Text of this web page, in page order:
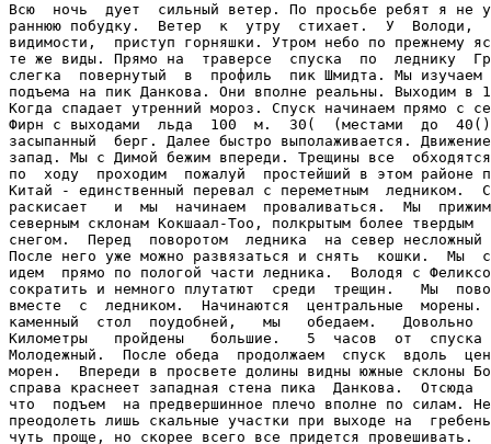
Всю  ночь  дует  сильный ветер. По просьбе ребят я не
раннюю побудку.  Ветер  к  утру  стихает.  У  Володи,
видимости,  приступ горняшки. Утром небо по прежнему
те же виды. Прямо на  траверсе  спуска  по  леднику
слегка  повернутый  в  профиль  пик Шмидта. Мы изучаем
подъема на пик Данкова. Они вполне реальны. Выходим в
Когда спадает утренний мороз. Спуск начинаем прямо с
Фирн с выходами  льда  100  м.  30(  (местами  до
засыпанный  берг. Далее быстро выполаживается.
запад. Мы с Димой бежим впереди. Трещины все
по  ходу  проходим  пожалуй  простейший в этом районе
Китай - единственный перевал с переметным  ледником.
раскисает   и  мы  начинаем  проваливаться.  Мы
северным склонам Кокшаал-Тоо, полкрытым более твердым
снегом.  Перед  поворотом  ледника  на север несложный
После него уже можно развязаться и снять  кошки.  Мы
идем  прямо по пологой части ледника.  Володя с
сократить и немного плутатют  среди  трещин.   Мы
вместе  с  ледником.  Начинаются  центральные  морены.
каменный  стол  поудобней,   мы   обедаем.   Довольно
Километры   пройдены   большие.   5  часов  от
Молодежный.  После обеда  продолжаем  спуск  вдоль
морен.  Впереди в просвете долины видны южные склоны
справа краснеет западная стена пика  Данкова.  Отсюда
что  подъем  на предвершинное плечо вполне по силам.
преодолеть лишь скальные участки при выходе на
чуть проще, но скорее всего все придется провешивать.